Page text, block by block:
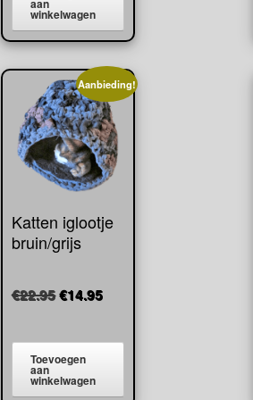
aan
winkelwagen
Aanbieding!
Katten iglootje
bruin/grijs
€22.95Oorspronkelijke
€22.95.
€14.95Huidige
Toevoegen
aan
winkelwagen